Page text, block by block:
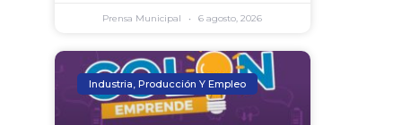
Prensa Municipal 6 agosto, 2026
Industria, Producción Y Empleo